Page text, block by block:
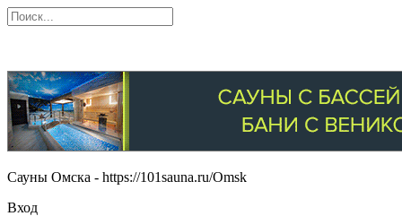
Сауны Омска - https://101sauna.ru/Omsk
Вход